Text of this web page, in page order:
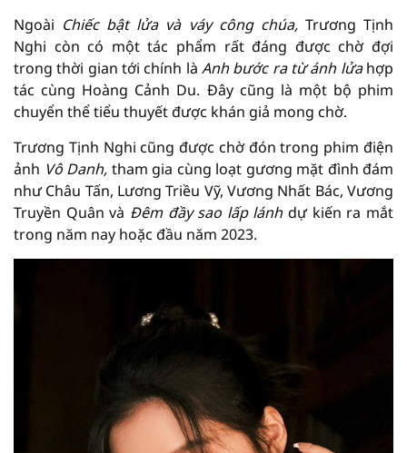
Ngoài Chiếc bật lửa và váy công chúa, Trương Tịnh
Nghi còn có một tác phẩm rất đáng được chờ đợi
trong thời gian tới chính là Anh bước ra từ ánh lửahợp
tác cùng Hoàng Cảnh Du. Đây cũng là một bộ phim
chuyển thể tiểu thuyết được khán giả mong chờ.
Trương Tịnh Nghi cũng được chờ đón trong phim điện
ảnh Vô Danh, tham gia cùng loạt gương mặt đình đám
như Châu Tấn, Lương Triều Vỹ, Vương Nhất Bác, Vương
Truyền Quân và Đêm đầy sao lấp lánhdự kiến ra mắt
trong năm nay hoặc đầu năm 2023.